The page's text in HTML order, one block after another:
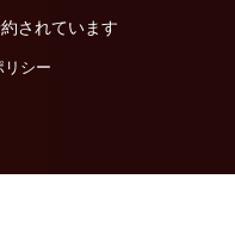
されています
シー